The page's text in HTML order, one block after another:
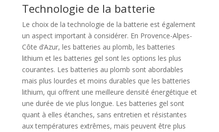
Technologie de la batterie
Le choix de la technologie de la batterie est également
un aspect important à considérer. En Provence-Alpes-
Côte d’Azur, les batteries au plomb, les batteries
lithium et les batteries gel sont les options les plus
courantes. Les batteries au plomb sont abordables
mais plus lourdes et moins durables que les batteries
lithium, qui offrent une meilleure densité énergétique et
une durée de vie plus longue. Les batteries gel sont
quant à elles étanches, sans entretien et résistantes
aux températures extrêmes, mais peuvent être plus